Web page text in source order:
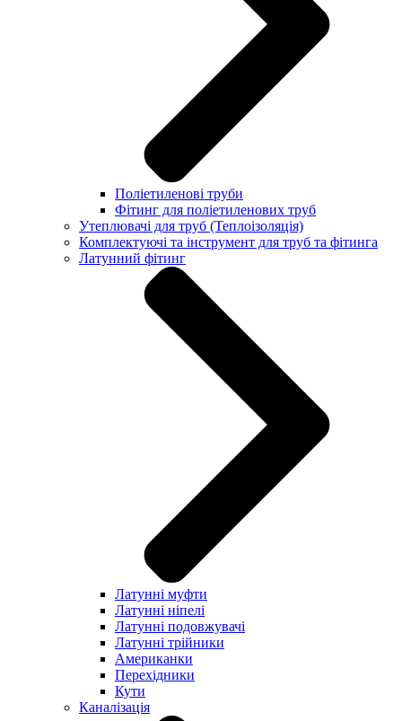
Поліетиленові труби
Фітинг для поліетиленових труб
Утеплювачі для труб (Теплоізоляція)
Комплектуючі та інструмент для труб та фітинга
Латунний фітинг
Латунні муфти
Латунні ніпелі
Латунні подовжувачі
Латунні трійники
Американки
Перехідники
Кути
Каналізація